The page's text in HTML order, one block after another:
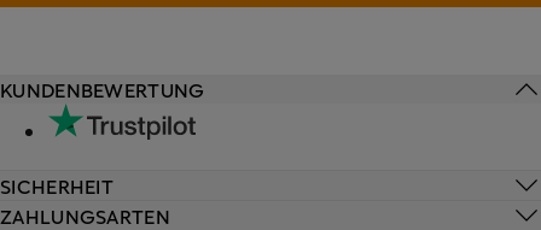
KUNDENBEWERTUNG
SICHERHEIT
ZAHLUNGSARTEN